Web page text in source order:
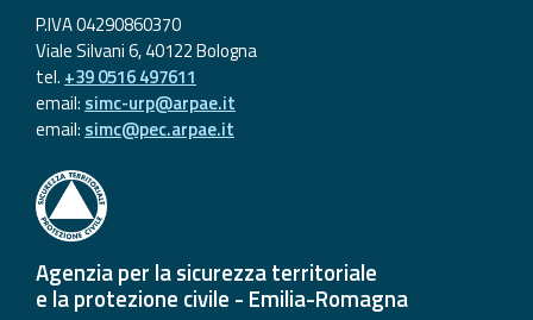
P.IVA 04290860370
Viale Silvani 6, 40122 Bologna
tel. +39 0516 497611
email: simc-urp@arpae.it
email: simc@pec.arpae.it
Agenzia per la sicurezza territoriale
e la protezione civile - Emilia-Romagna